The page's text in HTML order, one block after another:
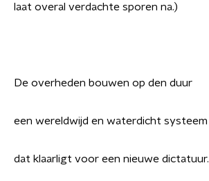
laat overal verdachte sporen na.)
De overheden bouwen op den duur
een wereldwijd en waterdicht systeem
dat klaarligt voor een nieuwe dictatuur.